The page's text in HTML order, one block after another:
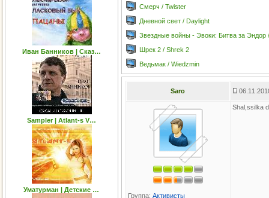
Иван Банников | Сказ…
Sampler | Atlant-s V…
Уматурман | Детские …
Смерч / Twister
Дневной свет / Daylight
Звездные войны - Эвоки: Битва за Эндор
Шрек 2 / Shrek 2
Ведьмак / Wiedzmin
Saro
Группа: Активисты
Shal,ssilka